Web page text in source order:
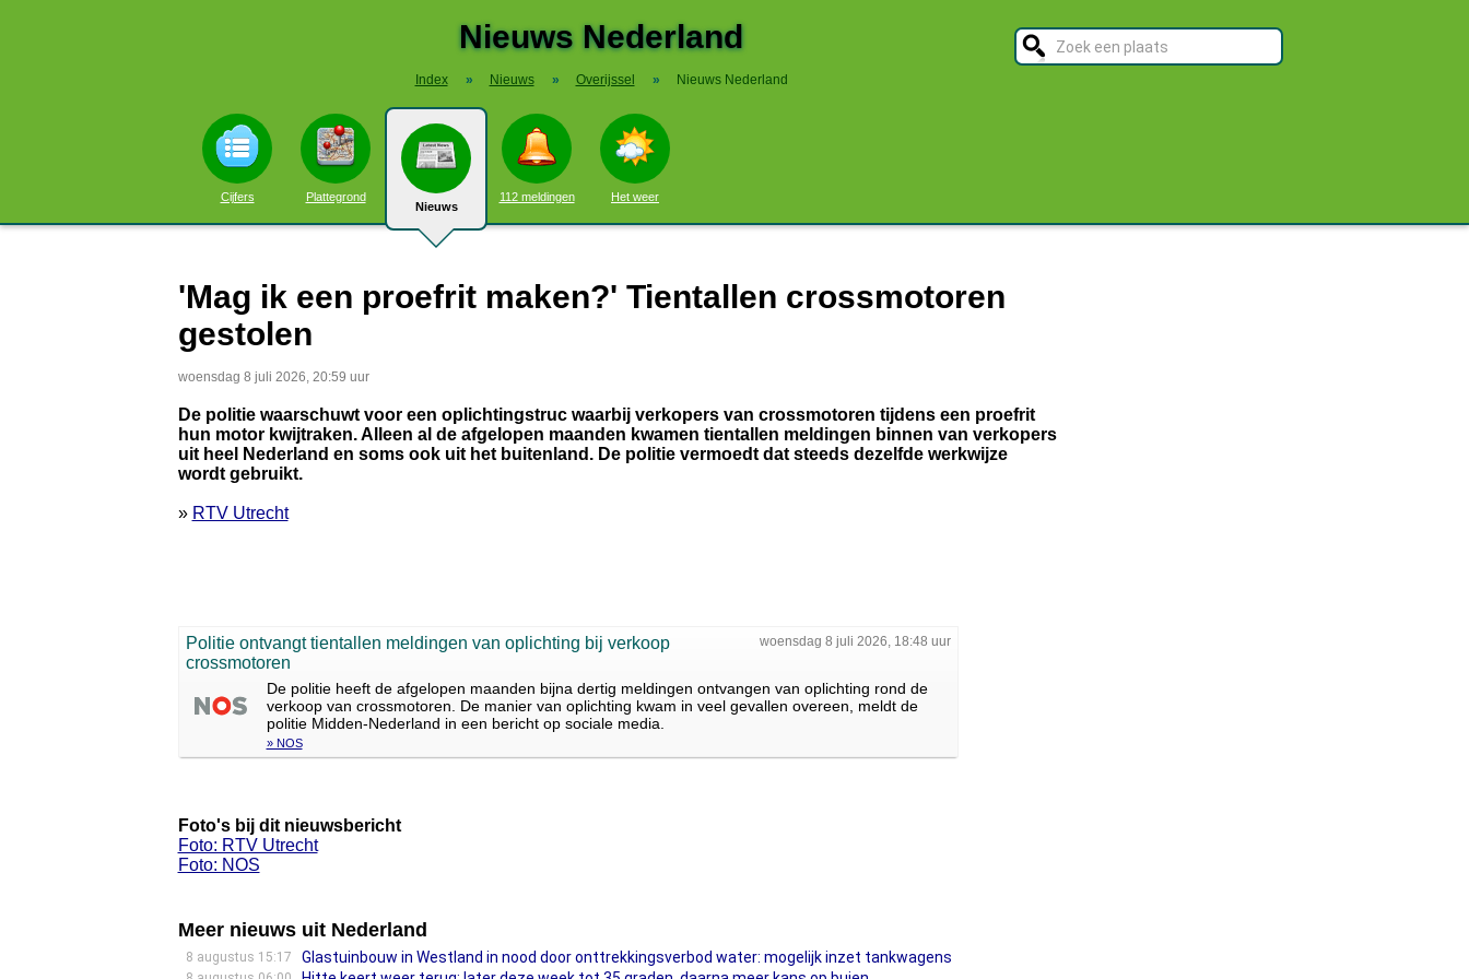
Nieuws Nederland
Index » Nieuws » Overijssel » Nieuws Nederland
Cijfers Plattegrond
Nieuws
112 meldingen Het weer
'Mag ik een proefrit maken?' Tientallen crossmotoren
gestolen
woensdag 8 juli 2026, 20:59 uur
De politie waarschuwt voor een oplichtingstruc waarbij verkopers van crossmotoren tijdens een proefrit
hun motor kwijtraken. Alleen al de afgelopen maanden kwamen tientallen meldingen binnen van verkopers
uit heel Nederland en soms ook uit het buitenland. De politie vermoedt dat steeds dezelfde werkwijze
wordt gebruikt.
» RTV Utrecht
woensdag 8 juli 2026, 18:48 uur
Politie ontvangt tientallen meldingen van oplichting bij verkoop
crossmotoren
De politie heeft de afgelopen maanden bijna dertig meldingen ontvangen van oplichting rond de
verkoop van crossmotoren. De manier van oplichting kwam in veel gevallen overeen, meldt de
politie Midden-Nederland in een bericht op sociale media.
» NOS
Foto's bij dit nieuwsbericht
Foto: RTV Utrecht
Foto: NOS
Meer nieuws uit Nederland
8 augustus 15:17 Glastuinbouw in Westland in nood door onttrekkingsverbod water: mogelijk inzet tankwagens